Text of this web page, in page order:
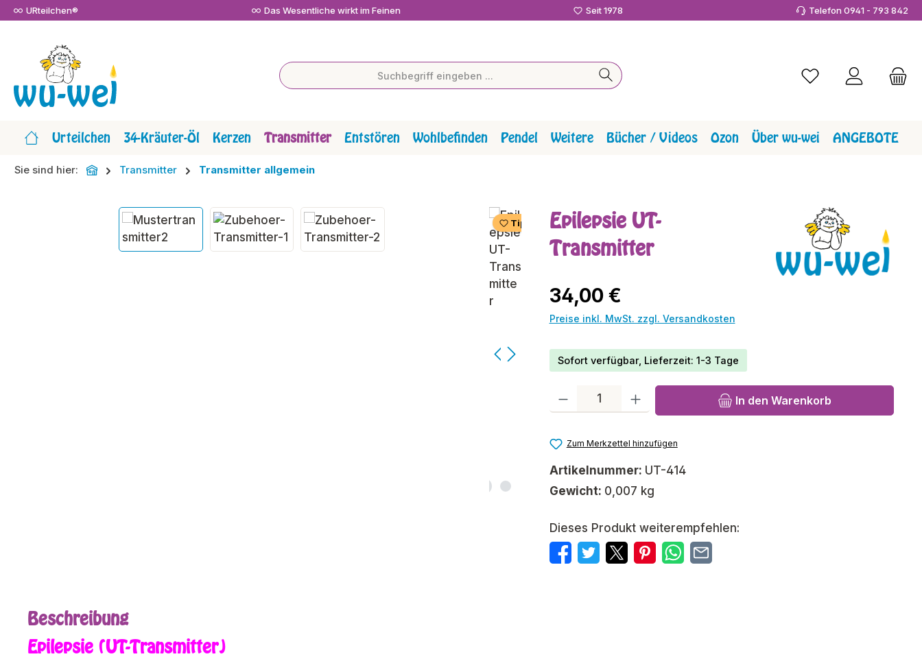
Hauptinhalt springen
Zur Suche springen
Zur Hauptnavigation springen
URteilchen® Das Wesentliche wirkt im Feinen Seit 1978 Telefon 0941 - 793 842
Du hast 0 Produkte
Urteilchen 34-Kräuter-Öl Kerzen Transmitter Entstören Wohlbefinden Pendel Weitere Bücher / Videos Ozon Über wu-wei ANGEBOTE
Sie sind hier: Transmitter Transmitter allgemein
Bildergalerie überspringen
Tipp
Epilepsie UT-
Transmitter
Regulärer Preis:
34,00 €
Preise inkl. MwSt. zzgl. Versandkosten
Sofort verfügbar, Lieferzeit: 1-3 Tage
Produkt Anzahl: Gib den gewünschten Wert ein oder benutze die
In den Warenkorb
Zum Merkzettel hinzufügen
Artikelnummer: UT-414
Gewicht: 0,007 kg
Dieses Produkt weiterempfehlen:
Beschreibung
Epilepsie (UT-Transmitter)